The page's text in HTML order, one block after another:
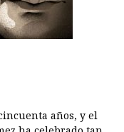
años, y el